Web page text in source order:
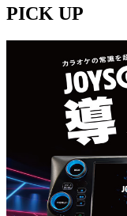
PICK UP